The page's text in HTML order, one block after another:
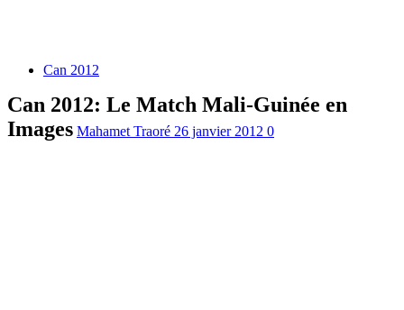
Can 2012
Can 2012: Le Match Mali-Guinée en
Images Mahamet Traoré 26 janvier 2012 0